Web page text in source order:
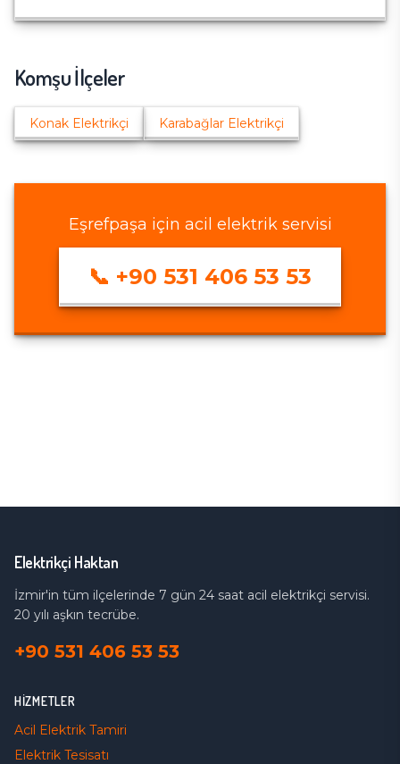
Komşu İlçeler
Konak Elektrikçi Karabağlar Elektrikçi
Eşrefpaşa için acil elektrik servisi
📞 +90 531 406 53 53
Elektrikçi Haktan
İzmir'in tüm ilçelerinde 7 gün 24 saat acil elektrikçi servisi.
20 yılı aşkın tecrübe.
+90 531 406 53 53
HIZMETLER
Acil Elektrik Tamiri
Elektrik Tesisatı